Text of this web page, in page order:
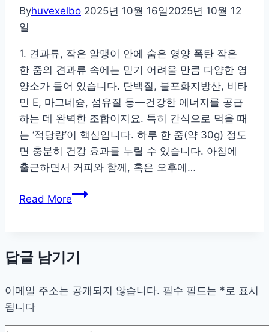
정
루
권
장
량
부
터
실
천
까
Byhuvexelbo 2025년 10월 16일2025년 10월 12
일
1. 견과류, 작은 알맹이 안에 숨은 영양 폭탄 작은
한 줌의 견과류 속에는 믿기 어려울 만큼 다양한 영
양소가 들어 있습니다. 단백질, 불포화지방산, 비타
민 E, 마그네슘, 섬유질 등—건강한 에너지를 공급
하는 데 완벽한 조합이지요. 특히 간식으로 먹을 때
는 ‘적당량’이 핵심입니다. 하루 한 줌(약 30g) 정도
면 충분히 건강 효과를 누릴 수 있습니다. 아침에
출근하면서 커피와 함께, 혹은 오후에…
Read More포
영
을
시
답글 남기기
이메일 주소는 공개되지 않습니다. 필수 필드는 * 로 표시
됩니다